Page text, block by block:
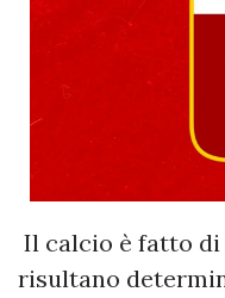
Il calcio è fatto
risultano